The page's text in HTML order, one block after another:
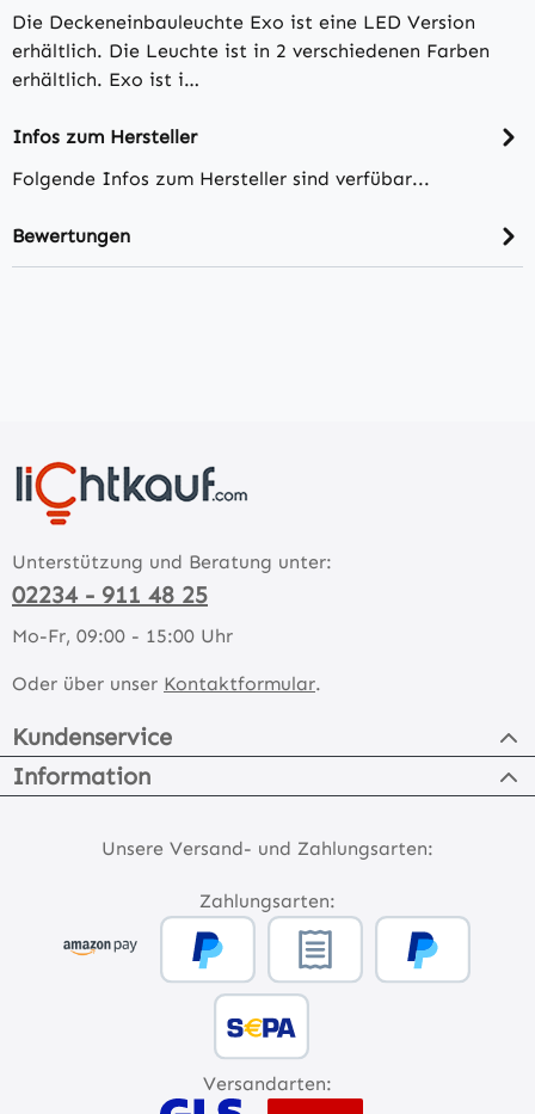
Die Deckeneinbauleuchte Exo ist eine LED Version
erhältlich. Die Leuchte ist in 2 verschiedenen Farben
erhältlich. Exo ist i…
Infos zum Hersteller
Folgende Infos zum Hersteller sind verfübar...
Bewertungen
Unterstützung und Beratung unter:
02234 - 911 48 25
Mo-Fr, 09:00 - 15:00 Uhr
Oder über unser Kontaktformular.
Kundenservice
Information
Unsere Versand- und Zahlungsarten:
Zahlungsarten:
Versandarten: